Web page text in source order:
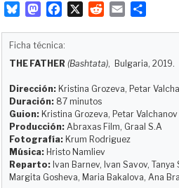
u
s
k
y
M
o
d
o
n
b
o
o
k
X
i
t
l
a
r
i
r
Ficha técnica:
THE FATHER (Bashtata), Bulgaria, 2019.
Dirección: Kristina Grozeva, Petar
Duración: 87 minutos
Guion: Kristina Grozeva, Petar Valchanov
Producción: Abraxas Film, Graal S.A
Fotografía: Krum Rodriguez
Música: Hristo Namliev
Reparto: Ivan Barnev, Ivan Savov,
Margita Gosheva, Maria Bakalova, Ana